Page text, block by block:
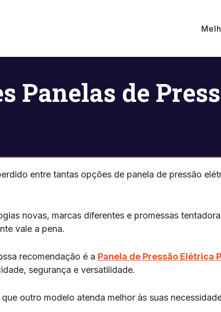
Panelas de
entre tantas opções de panela de pressão
novas, marcas diferentes e promessas
vale a pena.
recomendação é a Panela de Pressão Elétrica
segurança e versatilidade.
outro modelo atenda melhor às suas